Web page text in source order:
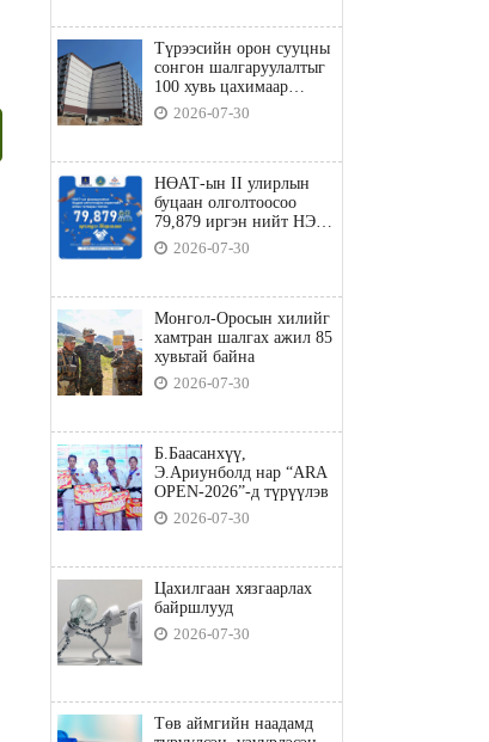
Түрээсийн орон сууцны
сонгон шалгаруулалтыг
100 хувь цахимаар
явуулна
2026-07-30
НӨАТ-ын II улирлын
буцаан олголтоосоо
79,879 иргэн нийт НЭГ
ТЭРБУМ төгрөгийн
татвараа төлөв
2026-07-30
Монгол-Оросын хилийг
хамтран шалгах ажил 85
хувьтай байна
2026-07-30
Б.Баасанхүү,
Э.Ариунболд нар “ARA
OPEN-2026”-д түрүүлэв
2026-07-30
Цахилгаан хязгаарлах
байршлууд
2026-07-30
Төв аймгийн наадамд